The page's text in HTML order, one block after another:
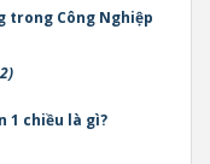
trong Công Nghiệp
1 chiều là gì?